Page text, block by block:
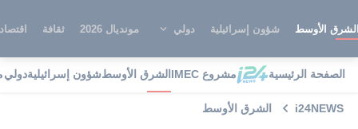
الأوسط شؤون إسرائيلية دولي مونديال 2026 ثقافة
الصفحة الرئيسية مشروع IMEC الشرق الأوسطشؤون إسرائيليةدولي
i24NEWS الشرق الأوسط